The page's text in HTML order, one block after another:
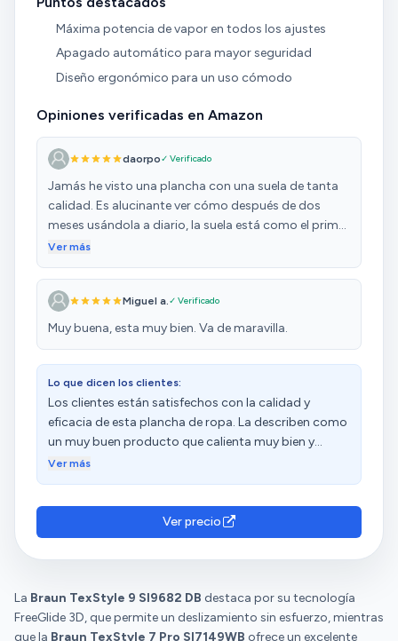
Máxima potencia de vapor en todos los ajustes
Apagado automático para mayor seguridad
Diseño ergonómico para un uso cómodo
Opiniones verificadas en Amazon
daorpo✓ Verificado
Jamás he visto una plancha con una suela de tanta
calidad. Es alucinante ver cómo después de dos
meses usándola a diario, la suela está como el primer
día. Es cierto que se desliza fenomenal sobre la ropa,
delante si vas con prisas y no pones cuidado. No
gotea, a menos que te pases llenando el depósito
por encima de la marca de nivel máximo. El chorro de
aunque tampoco hace milagros. Cierto es que
incluso las planchas verticales (como la Rowenta
Access Steam que tengo) no acaban por completo
ni con arrugas medianamente persistentes en los
trajes. Se caliente más rápidamente que la media de
planchas de potencia similar tras enchufarla. No he
algo definitorio a la hora de escogerla, ya que la
mayoría de planchas modernas la incorporan. Dicho
todo esto, a mi juicio tiene un pequeño pero: la
la potencia que tiene. Cuesta planchar con sólo
vapor prendas de lino medianamente arrugadas,
aunque humedeciéndolas terminan quedando bien.
Ver más
Miguel a. ✓ Verificado
Muy buena, esta muy bien. Va de maravilla.
Lo que dicen los clientes:
Los clientes están satisfechos con la calidad y
eficacia de esta plancha de ropa. La describen como
un muy buen producto que calienta muy bien y
permite un planchado preciso. Destacan la potencia
aprecian su deslizamiento y peso. Sin embargo,
algunos clientes han experimentado problemas con
fugas de agua y tienen opiniones diversas sobre el
Ver más
Ver precio
La Braun TexStyle 9 SI9682 DB destaca por su tecnología
FreeGlide 3D, que permite un deslizamiento sin esfuerzo, mientras
que la Braun TexStyle 7 Pro SI7149WB ofrece un excelente